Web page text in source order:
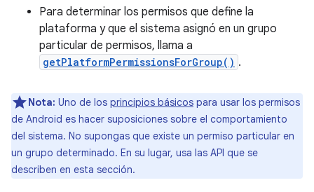
Para determinar los permisos que define la
plataforma y que el sistema asignó en un grupo
particular de permisos, llama a
getPlatformPermissionsForGroup() .
Nota: Uno de los principios básicos para usar los permisos
de Android es hacer suposiciones sobre el comportamiento
del sistema. No supongas que existe un permiso particular en
un grupo determinado. En su lugar, usa las API que se
describen en esta sección.